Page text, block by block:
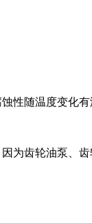
性随温度变化有
为齿轮油泵、